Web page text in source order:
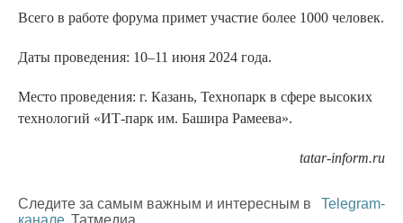
Всего в работе форума примет участие более 1000 человек.
Даты проведения: 10–11 июня 2024 года.
Место проведения: г. Казань, Технопарк в сфере высоких
технологий «ИТ-парк им. Башира Рамеева».
tatar-inform.ru
Следите за самым важным и интересным в
Telegram-
канале Татмедиа